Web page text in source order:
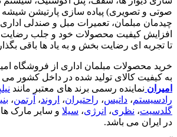
صوتی و تصویری) پیاده سازی پارتیشن
چیدمان مبلمان، تعمیرات مبل و صندلی
افزایش کیفیت محصولات خود و جلب
تا تجربه ای رضایت بخش و به یاد ها باقی
خرید محصولات مبلمان اداری از فروشگاه
به کیفیت کالای تولید شده در داخل کشور
امیران نماینده رسمی برند های معتبر مانند
رادسیستم، داتیس، راحتیران، اروند، آرتمن،
گلدسیت، نظری، انرژی، سیلا و سایر مارک
در ایران می باشد.